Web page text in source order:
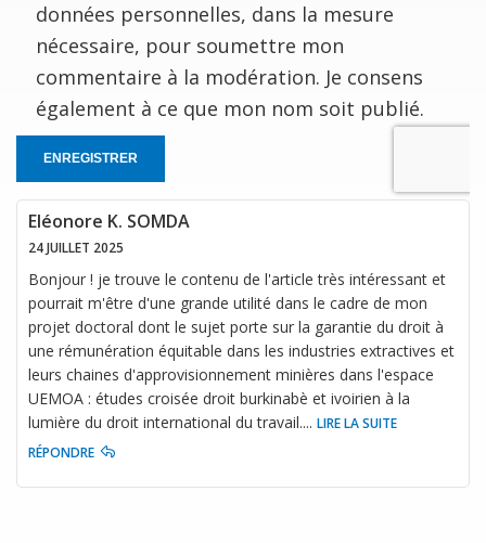
données personnelles, dans la mesure
nécessaire, pour soumettre mon
commentaire à la modération. Je consens
également à ce que mon nom soit publié.
ENREGISTRER
Eléonore K. SOMDA
24 JUILLET 2025
Bonjour ! je trouve le contenu de l'article très intéressant et
pourrait m'être d'une grande utilité dans le cadre de mon
projet doctoral dont le sujet porte sur la garantie du droit à
une rémunération équitable dans les industries extractives et
leurs chaines d'approvisionnement minières dans l'espace
UEMOA : études croisée droit burkinabè et ivoirien à la
lumière du droit international du travail.... LIRE LA SUITE
RÉPONDRE